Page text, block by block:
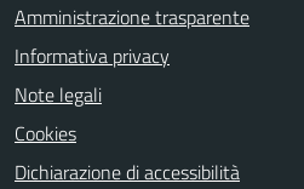
Amministrazione trasparente
Informativa privacy
Note legali
Cookies
Dichiarazione di accessibilità